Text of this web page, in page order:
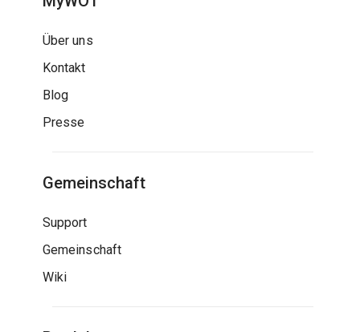
Über uns
Kontakt
Blog
Presse
Gemeinschaft
Support
Gemeinschaft
Wiki